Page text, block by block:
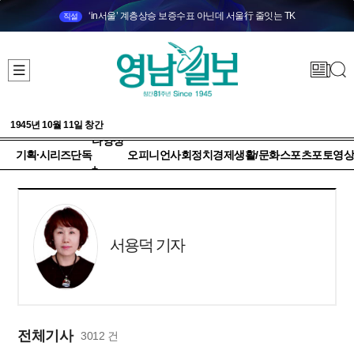
직설 ‘in서울’ 계층상승 보증수표 아닌데 서울行 줄잇는 TK
1945년 10월 11일 창간
기획·시리즈단독
다양성
+
오피니언사회정치 경제생활/문화스포츠포토영상
서용덕 기자
전체기사 3012 건